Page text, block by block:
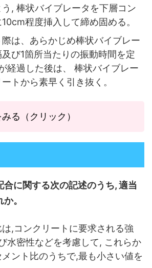
, 棒状バイブレータを下層コン
程度挿入して締め固める。
は、あらかじめ棒状バイブレー
び1箇所当たりの振動時間を定
経過した後は、 棒状バイブレー
トから素早く引き抜く。
る（クリック）
合に関する次の記述のうち, 適当
。
,コンクリートに要求される強
水密性などを考慮して, これらか
ント比のうちで,最も小さい値を